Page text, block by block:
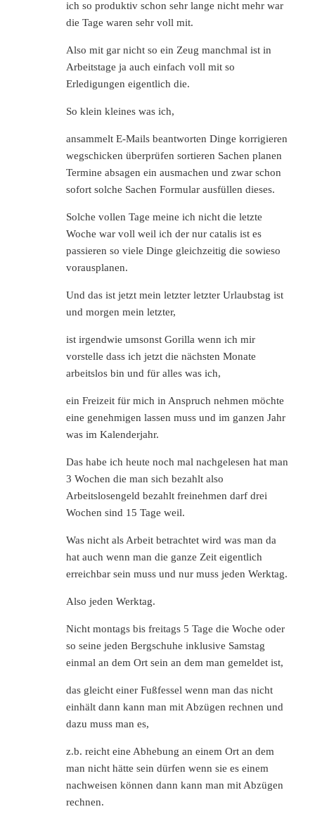
ich so produktiv schon sehr lange nicht mehr war
die Tage waren sehr voll mit.
Also mit gar nicht so ein Zeug manchmal ist in
Arbeitstage ja auch einfach voll mit so
Erledigungen eigentlich die.
So klein kleines was ich,
ansammelt E-Mails beantworten Dinge korrigieren
wegschicken überprüfen sortieren Sachen planen
Termine absagen ein ausmachen und zwar schon
sofort solche Sachen Formular ausfüllen dieses.
Solche vollen Tage meine ich nicht die letzte
Woche war voll weil ich der nur catalis ist es
passieren so viele Dinge gleichzeitig die sowieso
vorausplanen.
Und das ist jetzt mein letzter letzter Urlaubstag ist
und morgen mein letzter,
ist irgendwie umsonst Gorilla wenn ich mir
vorstelle dass ich jetzt die nächsten Monate
arbeitslos bin und für alles was ich,
ein Freizeit für mich in Anspruch nehmen möchte
eine genehmigen lassen muss und im ganzen Jahr
was im Kalenderjahr.
Das habe ich heute noch mal nachgelesen hat man
3 Wochen die man sich bezahlt also
Arbeitslosengeld bezahlt freinehmen darf drei
Wochen sind 15 Tage weil.
Was nicht als Arbeit betrachtet wird was man da
hat auch wenn man die ganze Zeit eigentlich
erreichbar sein muss und nur muss jeden Werktag.
Also jeden Werktag.
Nicht montags bis freitags 5 Tage die Woche oder
so seine jeden Bergschuhe inklusive Samstag
einmal an dem Ort sein an dem man gemeldet ist,
das gleicht einer Fußfessel wenn man das nicht
einhält dann kann man mit Abzügen rechnen und
dazu muss man es,
z.b. reicht eine Abhebung an einem Ort an dem
man nicht hätte sein dürfen wenn sie es einem
nachweisen können dann kann man mit Abzügen
rechnen.